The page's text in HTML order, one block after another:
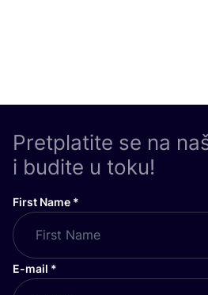
Pretplatite se na
i budite u toku!
First Name *
E-mail *